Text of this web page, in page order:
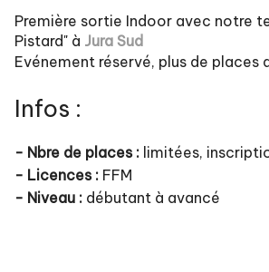
Première sortie Indoor avec notre
Pistard" à Jura Sud
Evénement réservé, plus de places
Infos :
- Nbre de places : limitées,
- Licences : FFM
- Niveau : débutant à avancé